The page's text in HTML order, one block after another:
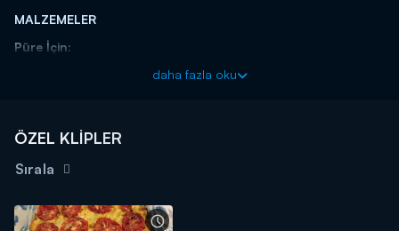
MALZEMELER
Püre İçin:
Tuz
2 Adet Soğan
daha fazla oku
ÖZEL KLİPLER
Sırala